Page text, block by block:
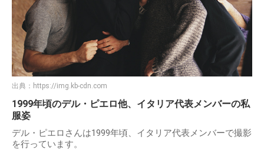
出典： https://img.kb-cdn.com
1999年頃のデル・ピエロ他、イタリア代表メンバーの私
服姿
デル・ピエロさんは1999年頃、イタリア代表メンバーで撮影
を行っています。